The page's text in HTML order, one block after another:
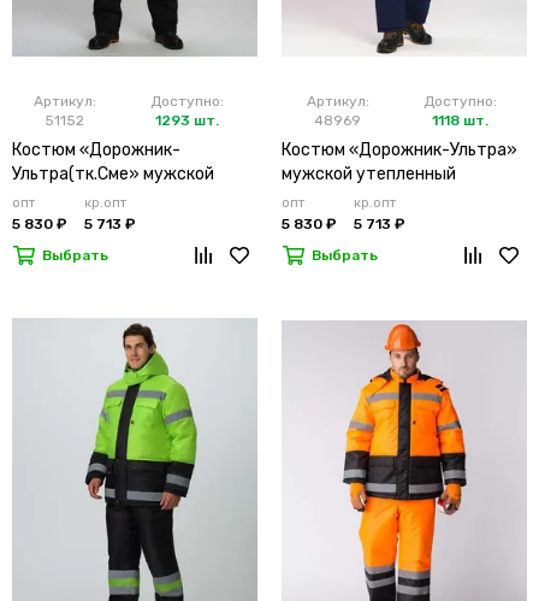
Артикул:
51152
Доступно:
1293 шт.
Костюм «Дорожник-
Ультра(тк.Сме» мужской
утепленный лимонный
опт
5 830 ₽
кр.опт
5 713 ₽
Выбрать
Артикул:
48969
Доступно:
1118 шт.
Костюм «Дорожник-Ультра»
мужской утепленный
оранжевый
опт
5 830 ₽
кр.опт
5 713 ₽
Выбрать